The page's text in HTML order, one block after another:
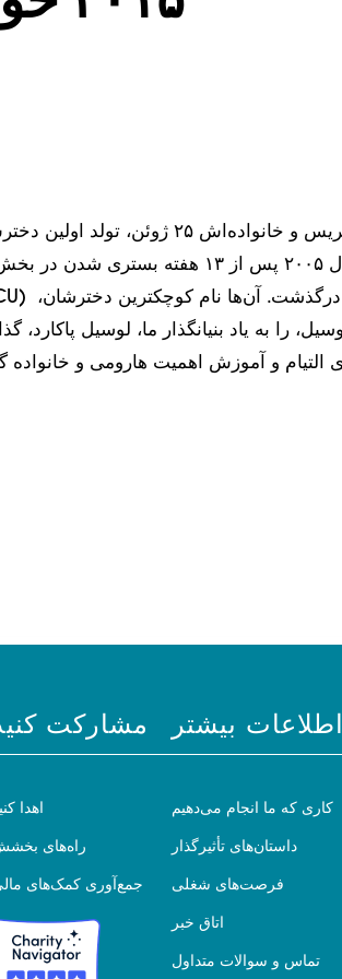
مشارکت
اهدا
راه‌های
جمع‌آوری کمک‌های
اطلاعات بیشتر
کاری که ما انجام می‌دهیم
داستان‌های تأثیرگذار
فرصت‌های شغلی
اتاق خبر
تماس و سوالات متداول